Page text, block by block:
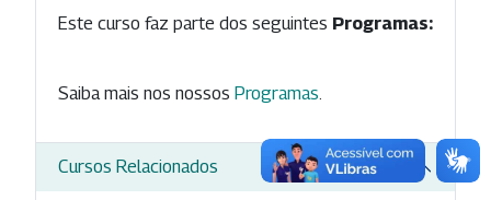
Este curso faz parte dos seguintes Programas:
Saiba mais nos nossos Programas
Cursos Relacionados